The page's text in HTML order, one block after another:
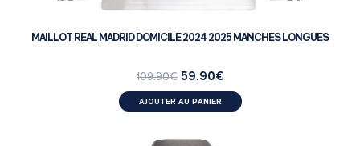
MAILLOT REAL MADRID DOMICILE 2024 2025 MANCHES LONGUES
109.90€ 59.90€
AJOUTER AU PANIER